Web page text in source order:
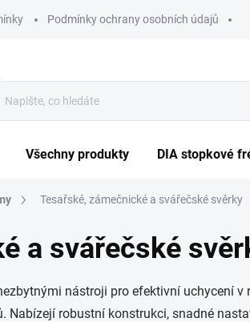
Podmínky ochrany osobních údajů
Všechny produkty DIA stopkové
Tesařské, zámečnické a svářečské svěrky
a svářečské
nástroji pro efektivní uchycení
Nabízejí robustní konstrukci, snadné